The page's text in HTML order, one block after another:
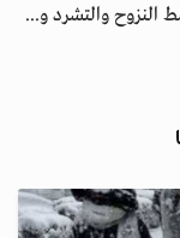
النزوح والتشرد و...